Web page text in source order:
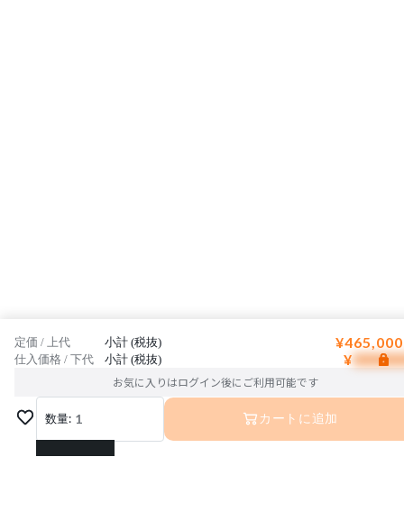
定価 / 上代 小計 (税抜)
仕入価格 / 下代 小計 (税抜) ¥
お気に入りはログイン後にご利用可能です
数量: 1
1
カートに追加